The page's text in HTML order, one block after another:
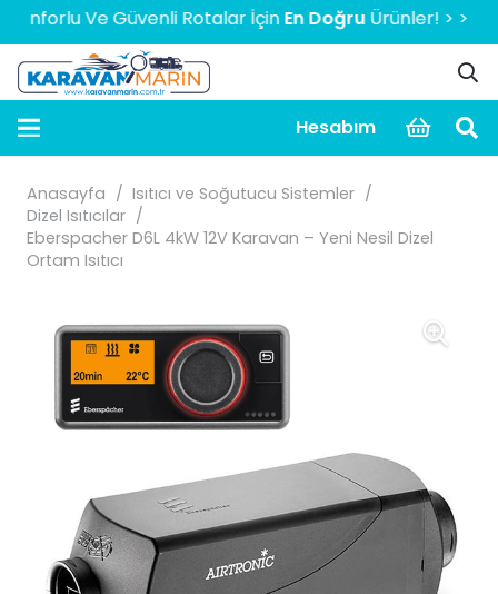
Ve Güvenli Rotalar İçinEn DoğruÜrünler! > > > > >
Hesabım
Anasayfa / Isıtıcı ve Soğutucu Sistemler /
Dizel Isıtıcılar /
Eberspacher D6L 4kW 12V Karavan – Yeni Nesil Dizel
Ortam Isıtıcı